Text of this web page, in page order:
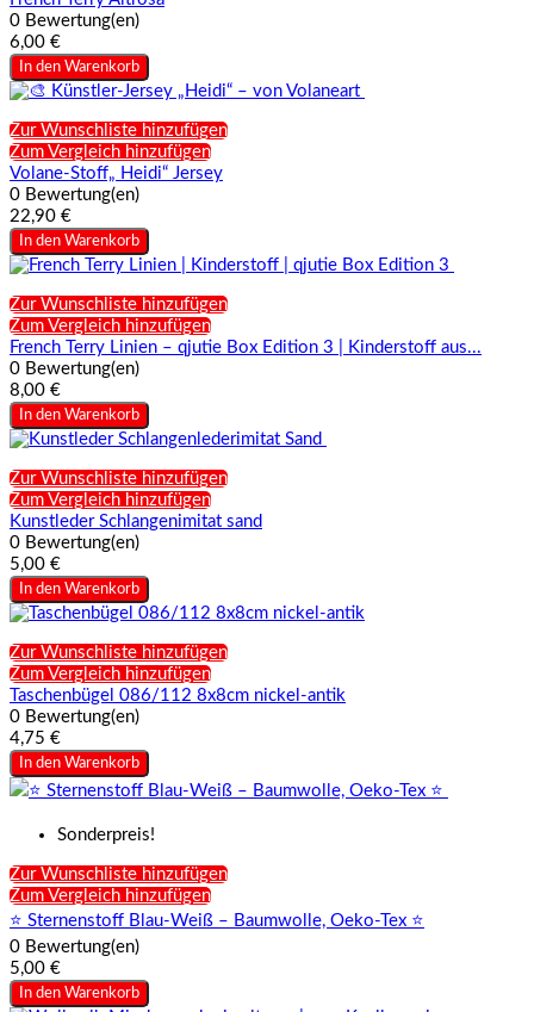
0 Bewertung(en)
6,00 €
In den Warenkorb
Zur Wunschliste hinzufügen
Zum Vergleich hinzufügen
Volane-Stoff„ Heidi“ Jersey
0 Bewertung(en)
22,90 €
In den Warenkorb
Zur Wunschliste hinzufügen
Zum Vergleich hinzufügen
French Terry Linien – qjutie Box Edition 3 | Kinderstoff aus...
0 Bewertung(en)
8,00 €
In den Warenkorb
Zur Wunschliste hinzufügen
Zum Vergleich hinzufügen
Kunstleder Schlangenimitat sand
0 Bewertung(en)
5,00 €
In den Warenkorb
Zur Wunschliste hinzufügen
Zum Vergleich hinzufügen
Taschenbügel 086/112 8x8cm nickel-antik
0 Bewertung(en)
4,75 €
In den Warenkorb
Sonderpreis!
Zur Wunschliste hinzufügen
Zum Vergleich hinzufügen
⭐ Sternenstoff Blau-Weiß – Baumwolle, Oeko-Tex ⭐
0 Bewertung(en)
5,00 €
In den Warenkorb